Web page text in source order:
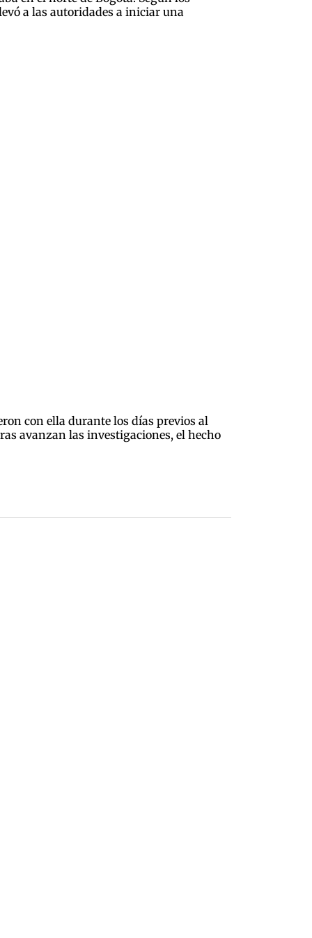
a las autoridades a iniciar una
con ella durante los días previos al
avanzan las investigaciones, el hecho